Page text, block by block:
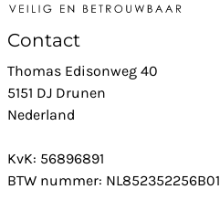
Contact
Thomas Edisonweg 40
5151 DJ Drunen
Nederland
KvK: 56896891
BTW nummer: NL852352256B01